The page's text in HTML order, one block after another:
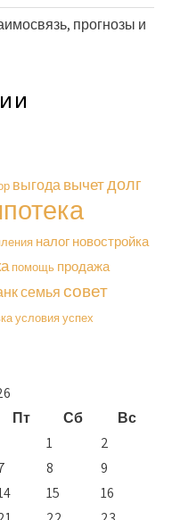
прогнозы и
выгодавычетдолг
налог новостройка
помощь продажа
семьясовет
условияуспех
Пт Сб
Вс
1
2
8
9
15
16